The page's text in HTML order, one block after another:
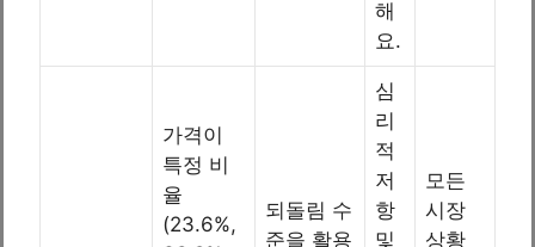
해
요.
가격이
특정 비
율
(23.6%,
되돌림 수
준을 활용
심
리
적
저
항
및
모든
시장
상황